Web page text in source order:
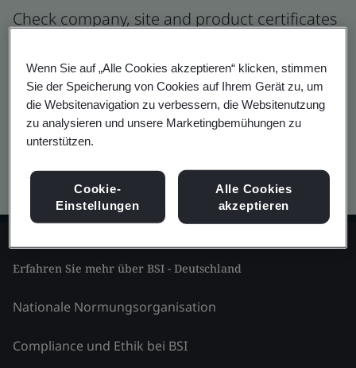
Check company, site and product certificates
global companies
Kitemark advanced search
Erfahren Sie mehr über BSI - Deutschland
Nationale Normungsorganisation
Compliance und Ethik bei BSI
Wenn Sie auf „Alle Cookies akzeptieren“ klicken, stimmen
Sie der Speicherung von Cookies auf Ihrem Gerät zu, um
die Websitenavigation zu verbessern, die Websitenutzung
zu analysieren und unsere Marketingbemühungen zu
unterstützen.
Cookie-
Einstellungen
Alle Cookies
akzeptieren